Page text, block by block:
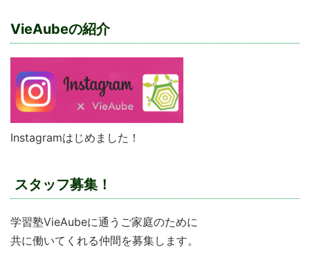
VieAubeの紹介
Instagramはじめました！
スタッフ募集！
学習塾VieAubeに通うご家庭のために
共に働いてくれる仲間を募集します。